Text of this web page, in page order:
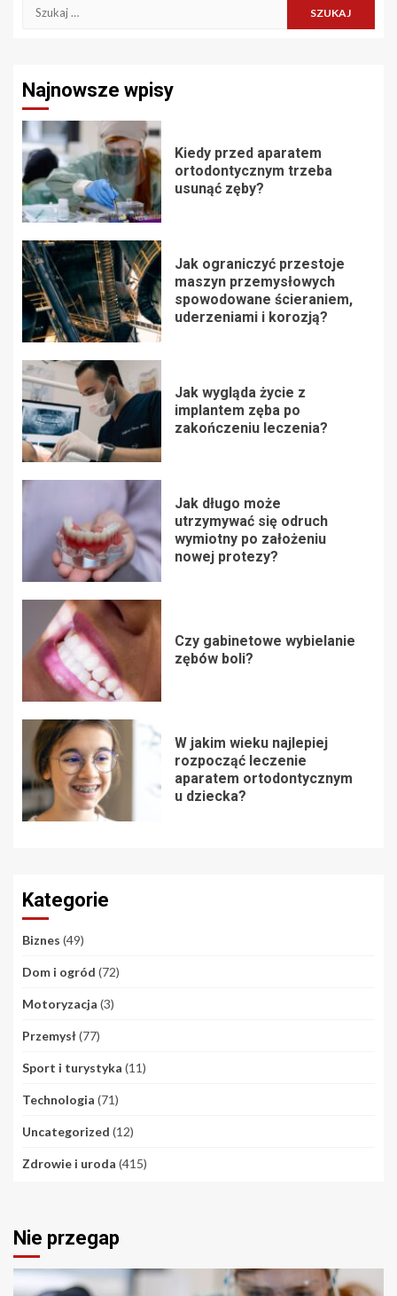
Szukaj:
Najnowsze wpisy
Kiedy przed aparatem
ortodontycznym trzeba
usunąć zęby?
Jak ograniczyć przestoje
maszyn przemysłowych
spowodowane ścieraniem,
uderzeniami i korozją?
Jak wygląda życie z
implantem zęba po
zakończeniu leczenia?
Jak długo może
utrzymywać się odruch
wymiotny po założeniu
nowej protezy?
Czy gabinetowe wybielanie
zębów boli?
W jakim wieku najlepiej
rozpocząć leczenie
aparatem ortodontycznym
u dziecka?
Kategorie
Biznes (49)
Dom i ogród (72)
Motoryzacja (3)
Przemysł(77)
Sport i turystyka (11)
Technologia (71)
Uncategorized (12)
Zdrowie i uroda (415)
Nie przegap